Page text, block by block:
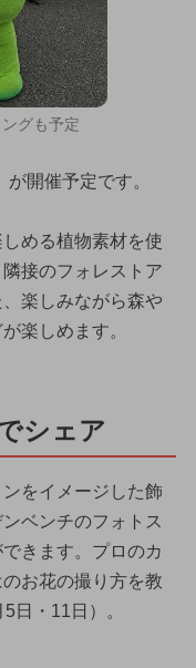
グも予定
開催予定です。
める植物素材を使
接のフォレストア
楽しみながら森や
楽しめます。
シェア
をイメージした飾
ベンチのフォトス
きます。プロのカ
お花の撮り方を教
日・11日）。